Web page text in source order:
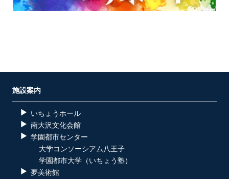
施設案内
いちょうホール
南大沢文化会館
学園都市センター
大学コンソーシアム八王子
学園都市大学（いちょう塾）
夢美術館